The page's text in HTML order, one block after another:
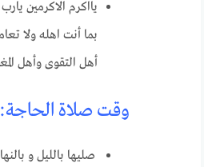
يااكرم الاكرمين يارب
بما أنت اهله ولا
أهل التقوى وأهل
وقت صلاة الحاجة:
صليها بالليل و